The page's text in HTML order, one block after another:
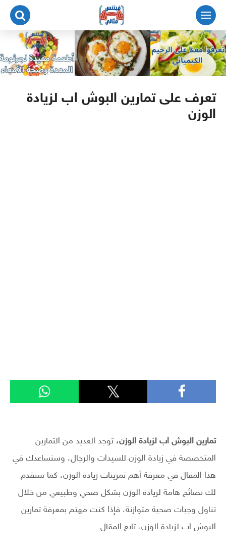
التجاوز
المحتوى
تعرف على تمارين البوش اب لزيادة
الوزن
تمارين البوش اب لزيادة الوزن، توجد العديد من التمارين
المتخصصة في زيادة الوزن للسيدات والرجال، وسنساعدك في
هذا المقال في معرفة أهم تمرينات زيادة الوزن، كما سنقدم
لك نصائح هامة لزيادة الوزن بشكل صحي وطبيعي من خلال
تناول وجبات صحية متوازنة، فإذا كنت مهتم بمعرفة تمارين
البوش اب لزيادة الوزن، تابع المقال.